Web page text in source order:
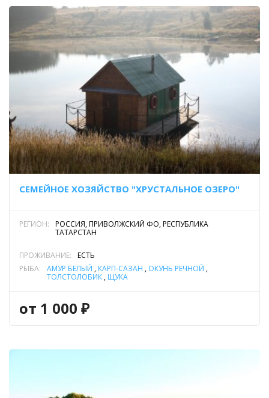
СЕМЕЙНОЕ ХОЗЯЙСТВО "ХРУСТАЛЬНОЕ ОЗЕРО"
РЕГИОН:
РОССИЯ, ПРИВОЛЖСКИЙ ФО, РЕСПУБЛИКА
ТАТАРСТАН
ПРОЖИВАНИЕ:
ЕСТЬ
РЫБА:
АМУР БЕЛЫЙ , КАРП-САЗАН , ОКУНЬ РЕЧНОЙ ,
ТОЛСТОЛОБИК , ЩУКА
от 1 000 ₽